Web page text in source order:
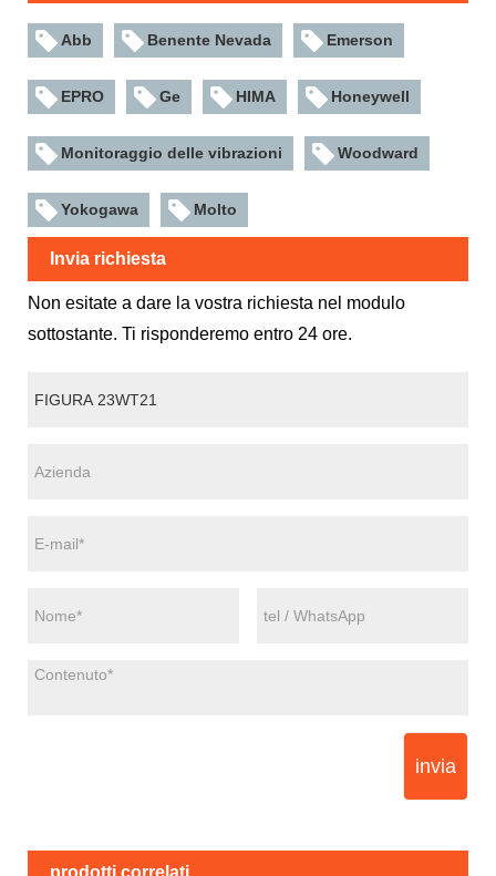
Abb Benente Nevada Emerson
EPRO Ge HIMA Honeywell
Monitoraggio delle vibrazioni Woodward
Yokogawa Molto
Invia richiesta
Non esitate a dare la vostra richiesta nel modulo
sottostante. Ti risponderemo entro 24 ore.
invia